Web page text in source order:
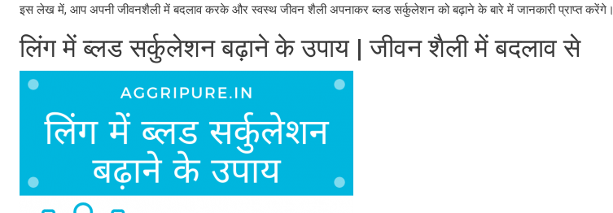
इस लेख में, आप अपनी जीवनशैली में बदलाव करके और स्वस्थ जीवन शैली अपनाकर ब्लड सर्कुलेशन को बढ़ाने के बारे में जानकारी प्राप्त करेंगे।
लिंग में ब्लड सर्कुलेशन बढ़ाने के उपाय | जीवन शैली में बदलाव से